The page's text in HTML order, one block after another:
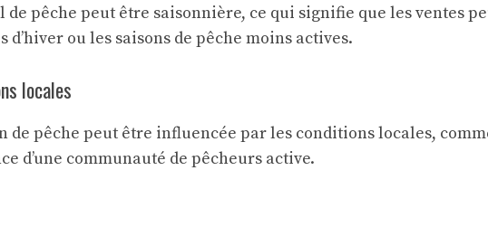
pêche peut être saisonnière, ce qui signifie que les ventes
d’hiver ou les saisons de pêche moins actives.
locales
de pêche peut être influencée par les conditions locales,
d’une communauté de pêcheurs active.